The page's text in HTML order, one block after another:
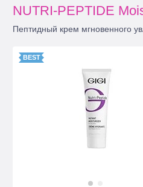
NUTRI-PEPTIDE
Пептидный крем мгновенного